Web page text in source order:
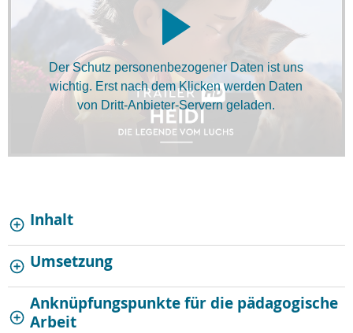
Der Schutz personenbezogener Daten ist uns
wichtig. Erst nach dem Klicken werden Daten
von Dritt-Anbieter-Servern geladen.
Inhalt
Umsetzung
Anknüpfungspunkte für die pädagogische
Arbeit